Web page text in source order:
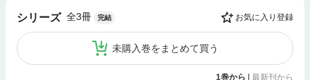
シリーズ 全3冊 完結 お気に入り登録
未購入巻をまとめて買う
1巻から | 最新刊から